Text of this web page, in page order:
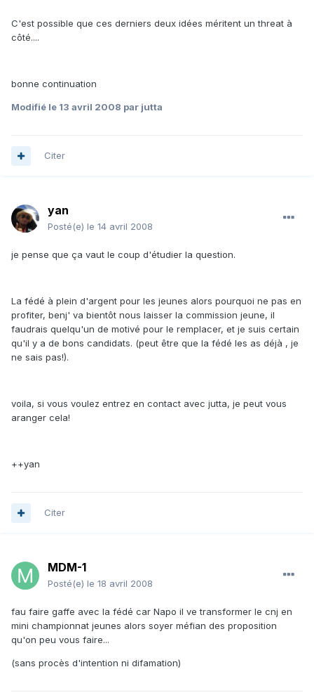
C'est possible que ces derniers deux idées méritent un threat à
côté....
bonne continuation
Modifié le 13 avril 2008 par jutta
Citer
yan
Posté(e) le 14 avril 2008
je pense que ça vaut le coup d'étudier la question.
La fédé à plein d'argent pour les jeunes alors pourquoi ne pas en
profiter, benj' va bientôt nous laisser la commission jeune, il
faudrais quelqu'un de motivé pour le remplacer, et je suis certain
qu'il y a de bons candidats. (peut être que la fédé les as déjà , je
ne sais pas!).
voila, si vous voulez entrez en contact avec jutta, je peut vous
aranger cela!
++yan
Citer
MDM-1
Posté(e) le 18 avril 2008
fau faire gaffe avec la fédé car Napo il ve transformer le cnj en
mini championnat jeunes alors soyer méfian des proposition
qu'on peu vous faire...
(sans procès d'intention ni difamation)